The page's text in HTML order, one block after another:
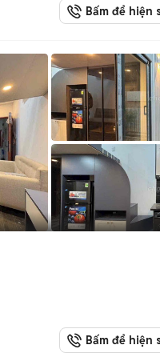
Bấm để hiện
Bấm để hiện